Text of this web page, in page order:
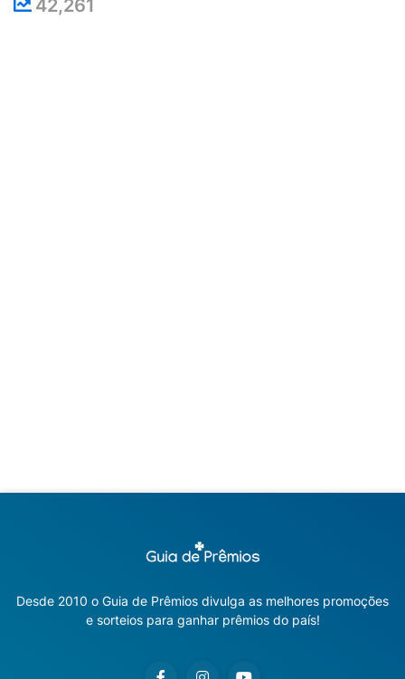
42,261
Desde 2010 o Guia de Prêmios divulga as melhores promoções
e sorteios para ganhar prêmios do país!